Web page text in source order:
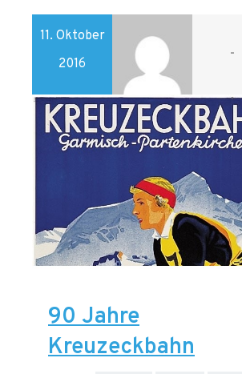
11. Oktober
2016
-
90 Jahre
Kreuzeckbahn